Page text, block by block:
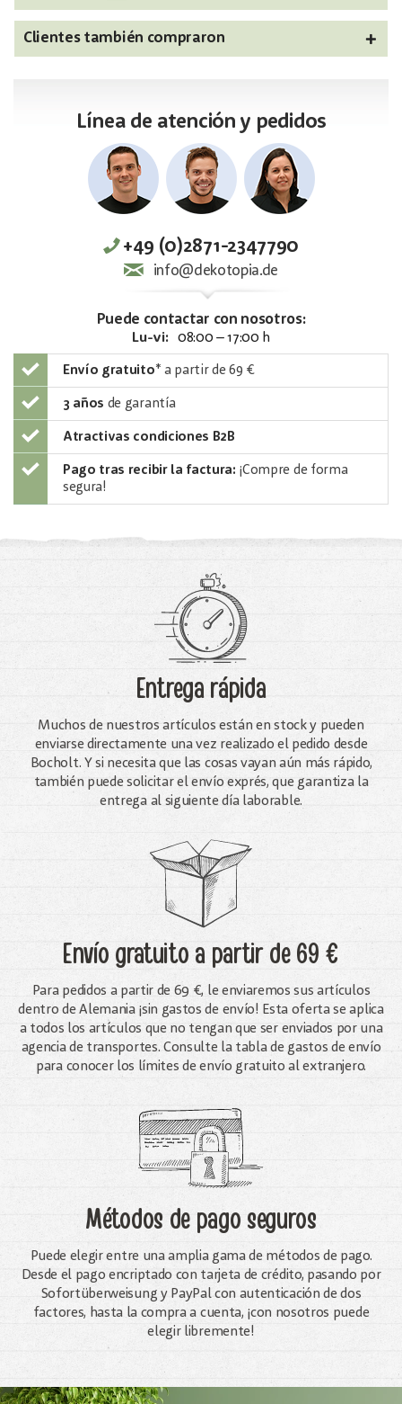
Clientes también compraron
Línea de atención y pedidos
+49 (0)2871-2347790
info@dekotopia.de
Puede contactar con nosotros:
Lu-vi: 08:00 – 17:00 h
Envío gratuito* a partir de 69 €
3 años de garantía
Atractivas condiciones B2B
Pago tras recibir la factura: ¡Compre de forma
segura!
Entrega rápida
Muchos de nuestros artículos están en stock y pueden
enviarse directamente una vez realizado el pedido desde
Bocholt. Y si necesita que las cosas vayan aún más rápido,
también puede solicitar el envío exprés, que garantiza la
entrega al siguiente día laborable.
Envío gratuitoa partir de 69 €
Para pedidos a partir de 69 €, le enviaremos sus artículos
dentro de Alemania ¡sin gastos de envío! Esta oferta se aplica
a todos los artículos que no tengan que ser enviados por una
agencia de transportes. Consulte la tabla de gastos de envío
para conocer los límites de envío gratuito al extranjero.
Métodos de pago seguros
Puede elegir entre una amplia gama de métodos de pago.
Desde el pago encriptado con tarjeta de crédito, pasando por
Sofortüberweisung y PayPal con autenticación de dos
factores, hasta la compra a cuenta, ¡con nosotros puede
elegir libremente!